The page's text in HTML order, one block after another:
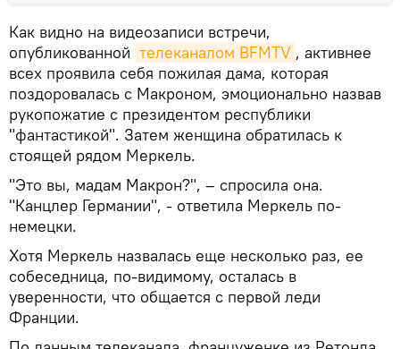
Как видно на видеозаписи встречи,
опубликованной телеканалом BFMTV , активнее
всех проявила себя пожилая дама, которая
поздоровалась с Макроном, эмоционально назвав
рукопожатие с президентом республики
"фантастикой". Затем женщина обратилась к
стоящей рядом Меркель.
"Это вы, мадам Макрон?", – спросила она.
"Канцлер Германии", - ответила Меркель по-
немецки.
Хотя Меркель назвалась еще несколько раз, ее
собеседница, по-видимому, осталась в
уверенности, что общается с первой леди
Франции.